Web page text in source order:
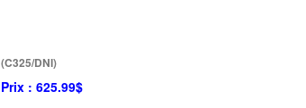
(C325/DNI)
Prix : 625.99$